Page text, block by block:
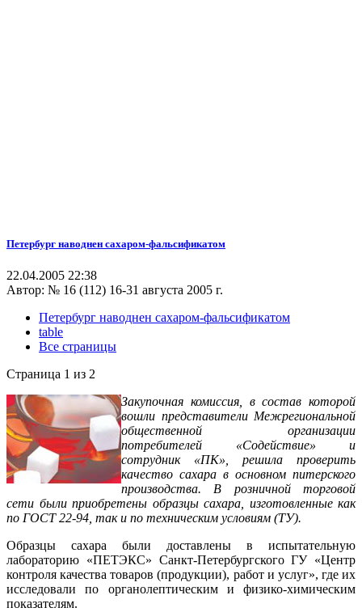
Петербург наводнен сахаром-фальсификатом
22.04.2005 22:38
Автор: № 16 (112) 16-31 августа 2005 г.
Петербург наводнен сахаром-фальсификатом
table
Все страницы
Страница 1 из 2
Закупочная комиссия, в состав которой
вошли представители Межрегиональной
общественной организации
потребителей «Содействие» и
сотрудник «ПК», решила проверить
качество сахара в основном питерского
производства. В розничной торговой
сети были приобретены образцы сахара, изготовленные как
по ГОСТ 22-94, так и по техническим условиям (ТУ).
Образцы сахара были доставлены в испытательную
лабораторию «ПЕТЭКС» Санкт-Петербургского ГУ «Центр
контроля качества товаров (продукции), работ и услуг», где их
исследовали по органолептическим и физико-химическим
показателям.